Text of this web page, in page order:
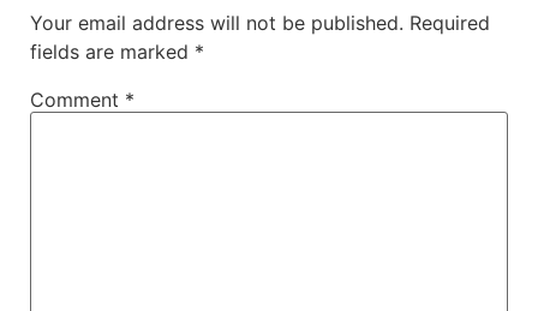
Your email address will not be published. Required
fields are marked *
Comment *